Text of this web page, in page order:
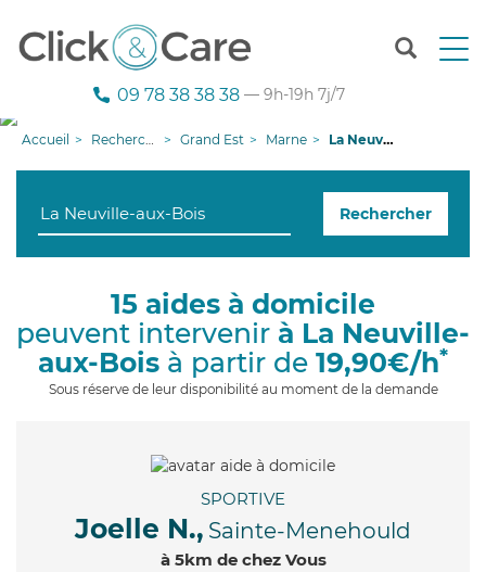
T
n
g
i
09 78 38 38 38 — 9h-19h 7j/7
Accueil Recherche aide à domicile Grand Est Marne La Neuville-aux-Bois
Rechercher
15 aides à domicile
peuvent intervenir à La Neuville-
aux-Bois à partir de 19,90€/h*
Sous réserve de leur disponibilité au moment de la demande
SPORTIVE
Joelle N., Sainte-Menehould
à 5km de chez Vous